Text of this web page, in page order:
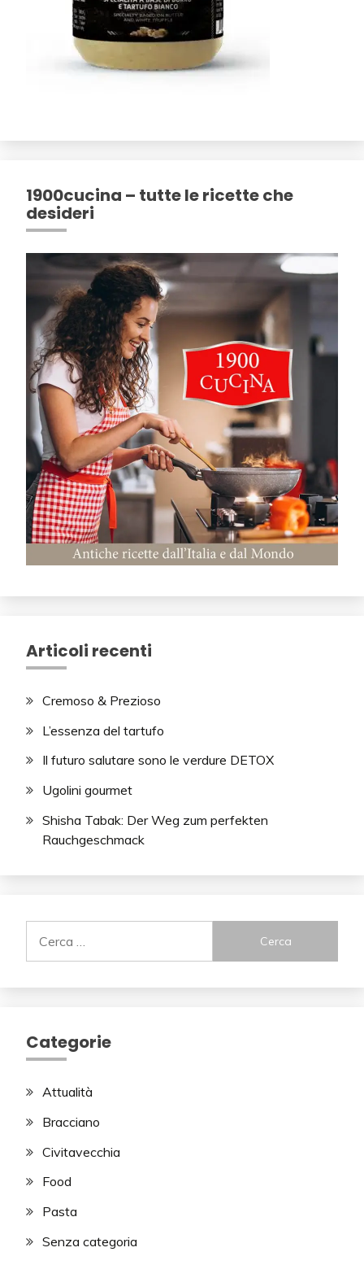
1900cucina – tutte le ricette che
desideri
Articoli recenti
Cremoso & Prezioso
L’essenza del tartufo
Il futuro salutare sono le verdure DETOX
Ugolini gourmet
Shisha Tabak: Der Weg zum perfekten
Rauchgeschmack
per:
Categorie
Attualità
Bracciano
Civitavecchia
Food
Pasta
Senza categoria